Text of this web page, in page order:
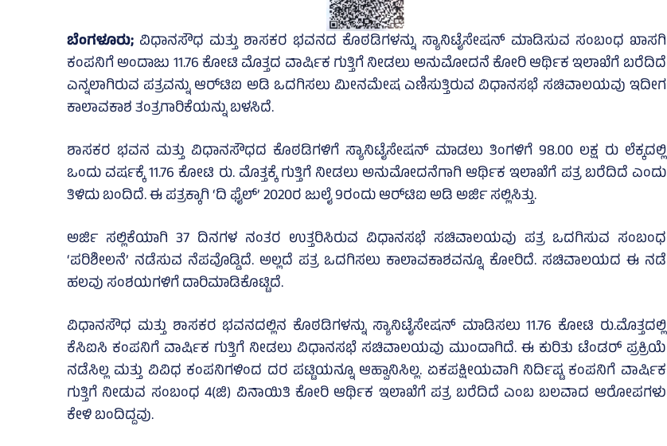
ಬೆಂಗಳೂರು; ವಿಧಾನಸೌಧ ಮತ್ತು ಶಾಸಕರ ಭವನದ ಕೊಠಡಿಗಳನ್ನು ಸ್ಯಾನಿಟೈಸೇಷನ್‌ ಮಾಡಿಸುವ ಸಂಬಂಧ ಖಾಸಗಿ
ಕಂಪನಿಗೆ ಅಂದಾಜು 11.76 ಕೋಟಿ ಮೊತ್ತದ ವಾರ್ಷಿಕ ಗುತ್ತಿಗೆ ನೀಡಲು ಅನುಮೋದನೆ ಕೋರಿ ಆರ್ಥಿಕ ಇಲಾಖೆಗೆ ಬರೆದಿದೆ
ಎನ್ನಲಾಗಿರುವ ಪತ್ರವನ್ನು ಆರ್‌ಟಿಐ ಅಡಿ ಒದಗಿಸಲು ಮೀನಮೇಷ ಎಣಿಸುತ್ತಿರುವ ವಿಧಾನಸಭೆ ಸಚಿವಾಲಯವು ಇದೀಗ
ಕಾಲಾವಕಾಶ ತಂತ್ರಗಾರಿಕೆಯನ್ನು ಬಳಸಿದೆ.
ಶಾಸಕರ ಭವನ ಮತ್ತು ವಿಧಾನಸೌಧದ ಕೊಠಡಿಗಳಿಗೆ ಸ್ಯಾನಿಟೈಸೇಷನ್‌ ಮಾಡಲು ತಿಂಗಳಿಗೆ 98.00 ಲಕ್ಷ ರು ಲೆಕ್ಕದಲ್ಲಿ
ಒಂದು ವರ್ಷಕ್ಕೆ 11.76 ಕೋಟಿ ರು. ಮೊತ್ತಕ್ಕೆ ಗುತ್ತಿಗೆ ನೀಡಲು ಅನುಮೋದನೆಗಾಗಿ ಆರ್ಥಿಕ ಇಲಾಖೆಗೆ ಪತ್ರ ಬರೆದಿದೆ ಎಂದು
ತಿಳಿದು ಬಂದಿದೆ. ಈ ಪತ್ರಕ್ಕಾಗಿ ‘ದಿ ಫೈಲ್‌’ 2020ರ ಜುಲೈ 9ರಂದು ಆರ್‌ಟಿಐ ಅಡಿ ಅರ್ಜಿ ಸಲ್ಲಿಸಿತ್ತು.
ಅರ್ಜಿ ಸಲ್ಲಿಕೆಯಾಗಿ 37 ದಿನಗಳ ನಂತರ ಉತ್ತರಿಸಿರುವ ವಿಧಾನಸಭೆ ಸಚಿವಾಲಯವು ಪತ್ರ ಒದಗಿಸುವ ಸಂಬಂಧ
‘ಪರಿಶೀಲನೆ’ ನಡೆಸುವ ನೆಪವೊಡ್ಡಿದೆ. ಅಲ್ಲದೆ ಪತ್ರ ಒದಗಿಸಲು ಕಾಲಾವಕಾಶವನ್ನೂ ಕೋರಿದೆ. ಸಚಿವಾಲಯದ ಈ ನಡೆ
ಹಲವು ಸಂಶಯಗಳಿಗೆ ದಾರಿಮಾಡಿಕೊಟ್ಟಿದೆ.
ವಿಧಾನಸೌಧ ಮತ್ತು ಶಾಸಕರ ಭವನದಲ್ಲಿನ ಕೊಠಡಿಗಳನ್ನು ಸ್ಯಾನಿಟೈಸೇಷನ್‌ ಮಾಡಿಸಲು 11.76 ಕೋಟಿ ರು.ಮೊತ್ತದಲ್ಲಿ
ಕೆಸಿಐಸಿ ಕಂಪನಿಗೆ ವಾರ್ಷಿಕ ಗುತ್ತಿಗೆ ನೀಡಲು ವಿಧಾನಸಭೆ ಸಚಿವಾಲಯವು ಮುಂದಾಗಿದೆ. ಈ ಕುರಿತು ಟೆಂಡರ್‌ ಪ್ರಕ್ರಿಯೆ
ನಡೆಸಿಲ್ಲ ಮತ್ತು ವಿವಿಧ ಕಂಪನಿಗಳಿಂದ ದರ ಪಟ್ಟಿಯನ್ನೂ ಆಹ್ವಾನಿಸಿಲ್ಲ. ಏಕಪಕ್ಷೀಯವಾಗಿ ನಿರ್ದಿಷ್ಟ ಕಂಪನಿಗೆ ವಾರ್ಷಿಕ
ಗುತ್ತಿಗೆ ನೀಡುವ ಸಂಬಂಧ 4(ಜಿ) ವಿನಾಯಿತಿ ಕೋರಿ ಆರ್ಥಿಕ ಇಲಾಖೆಗೆ ಪತ್ರ ಬರೆದಿದೆ ಎಂಬ ಬಲವಾದ ಆರೋಪಗಳು
ಕೇಳಿ ಬಂದಿದ್ದವು.